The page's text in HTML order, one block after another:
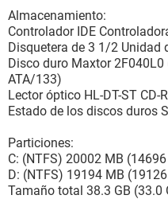
Almacenamiento:
Controlador IDE
Disquetera de 3 1/2 Unidad
Disco duro Maxtor 2F040L0
ATA/133)
Lector óptico HL-DT-ST CD-
Estado de los discos duros
Particiones:
C: (NTFS) 20002 MB
D: (NTFS) 19194 MB
Tamaño total 38.3 GB (33.0